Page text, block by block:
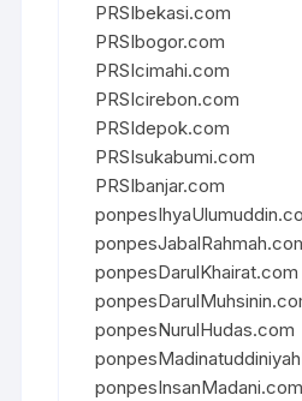
PRSIbekasi.com
PRSIbogor.com
PRSIcimahi.com
PRSIcirebon.com
PRSIdepok.com
PRSIsukabumi.com
PRSIbanjar.com
ponpesDarulKhairat.com
ponpesNurulHudas.com
ponpesInsanMadani.com